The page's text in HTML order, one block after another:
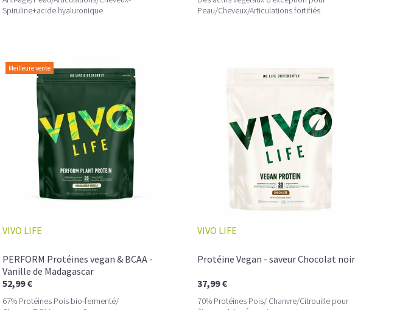
rencontre le café…
au chocolat qui veulent booster leurs journées avec goût et équilibre.
Mocha Glacé Protéiné
GLACÉ
Spiruline+acide hyaluronique
Peau/Cheveux/Articulations fortifiés
Meilleure vente
VIVO LIFE
PERFORM Protéines vegan & BCAA -
Vanille de Madagascar
52,99 €
67% Protéines Pois bio-fermenté/
VIVO LIFE
Protéine Vegan - saveur Chocolat noir
37,99 €
70% Protéines Pois/ Chanvre/Citrouille pour